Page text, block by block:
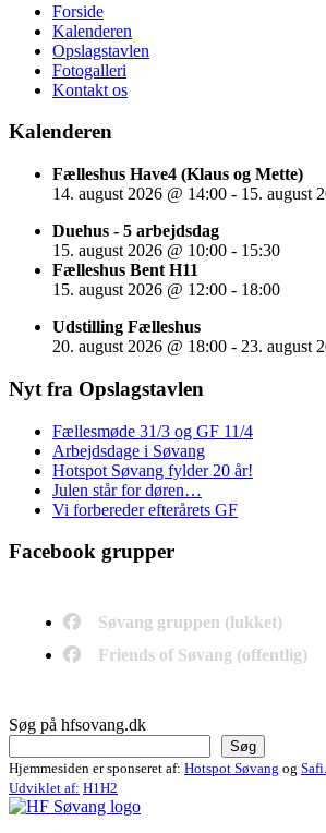
Forside
Kalenderen
Opslagstavlen
Fotogalleri
Kontakt os
Kalenderen
Fælleshus Have4 (Klaus og Mette)
14. august 2026 @ 14:00 - 15. august
Duehus - 5 arbejdsdag
15. august 2026 @ 10:00 - 15:30
Fælleshus Bent H11
15. august 2026 @ 12:00 - 18:00
Udstilling Fælleshus
20. august 2026 @ 18:00 - 23. august
Nyt fra Opslagstavlen
Fællesmøde 31/3 og GF 11/4
Arbejdsdage i Søvang
Hotspot Søvang fylder 20 år!
Julen står for døren…
Vi forbereder efterårets GF
Facebook grupper
Søvang gruppen (lukket)
Friends of Søvang (offentlig)
Søg på hfsovang.dk
Søg
Hjemmesiden er sponseret af: Hotspot Søvang og
Udviklet af: H1H2